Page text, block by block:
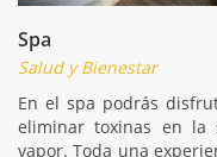
Spa
Salud y Bienestar
En el spa podrás
eliminar toxinas en la
vapor. Toda una